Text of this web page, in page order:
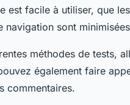
est facile à utiliser, que
navigation sont
méthodes de tests,
également faire
commentaires.